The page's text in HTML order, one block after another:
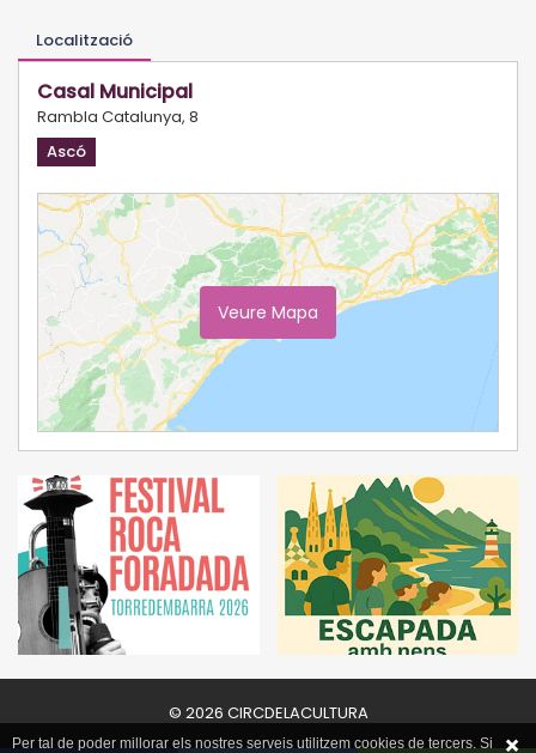
Localització
Casal Municipal
Rambla Catalunya, 8
Ascó
Veure Mapa
© 2026 CIRCDELACULTURA
Per tal de poder millorar els nostres serveis utilitzem cookies de tercers. Si